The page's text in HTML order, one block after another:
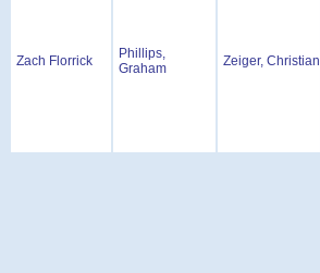
Zach Florrick
Phillips,
Graham
Zeiger, Christian